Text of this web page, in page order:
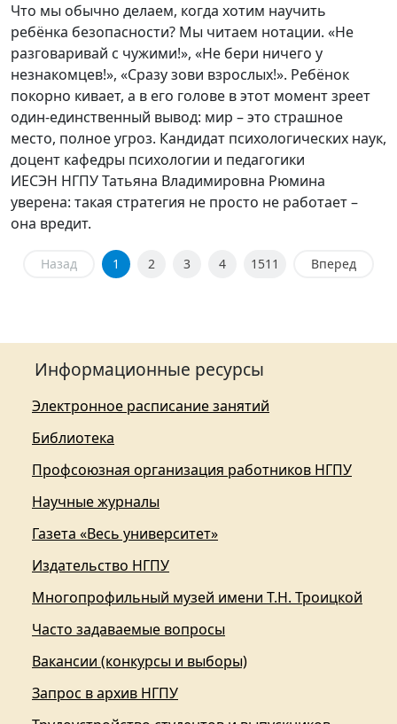
Что мы обычно делаем, когда хотим научить
ребёнка безопасности? Мы читаем нотации. «Не
разговаривай с чужими!», «Не бери ничего у
незнакомцев!», «Сразу зови взрослых!». Ребёнок
покорно кивает, а в его голове в этот момент зреет
один-единственный вывод: мир – это страшное
место, полное угроз. Кандидат психологических наук,
доцент кафедры психологии и педагогики
ИЕСЭН НГПУ Татьяна Владимировна Рюмина
уверена: такая стратегия не просто не работает –
она вредит.
Назад 1 2 3 4 1511 Вперед
Информационные ресурсы
Электронное расписание занятий
Библиотека
Профсоюзная организация работников НГПУ
Научные журналы
Газета «Весь университет»
Издательство НГПУ
Многопрофильный музей имени Т.Н. Троицкой
Часто задаваемые вопросы
Вакансии (конкурсы и выборы)
Запрос в архив НГПУ